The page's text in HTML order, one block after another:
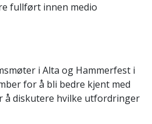
fullført innen medio
i Alta og Hammerfest i
for å bli bedre kjent med
å diskutere hvilke utfordringer